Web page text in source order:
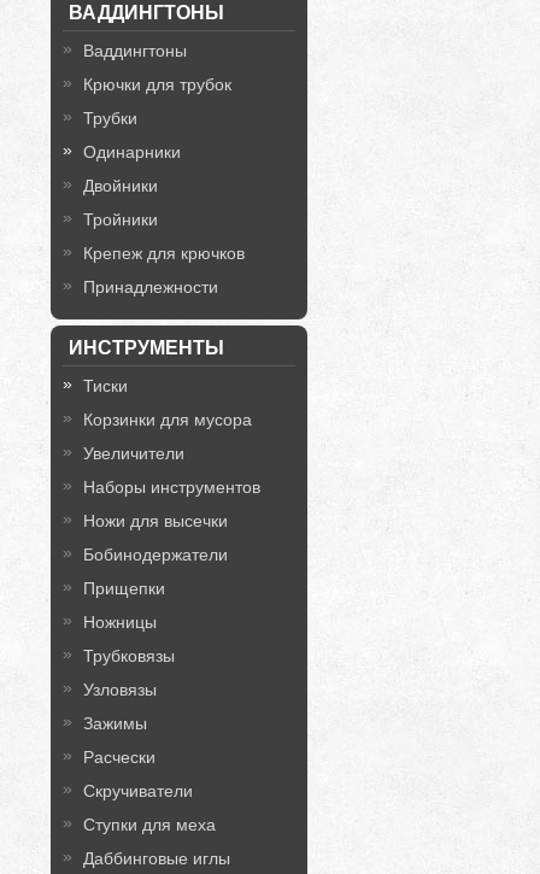
ВАДДИНГТОНЫ
Ваддингтоны
Крючки для трубок
Трубки
Одинарники
Двойники
Тройники
Крепеж для крючков
Принадлежности
ИНСТРУМЕНТЫ
Тиски
Корзинки для мусора
Увеличители
Наборы инструментов
Ножи для высечки
Бобинодержатели
Прищепки
Ножницы
Трубковязы
Узловязы
Зажимы
Расчески
Скручиватели
Ступки для меха
Даббинговые иглы